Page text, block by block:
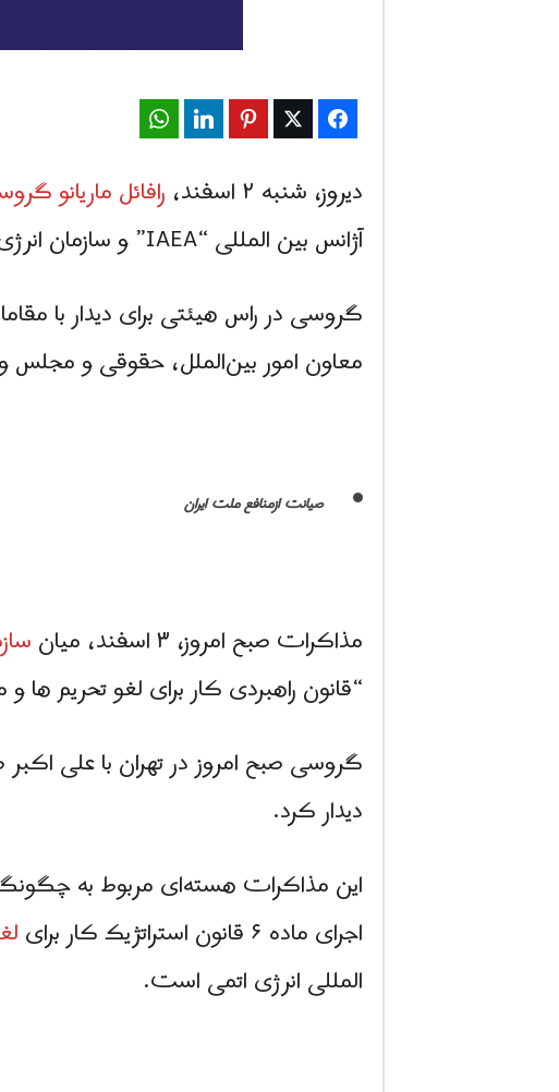
Facebook
Twitter
Pinterest
LinkedIn
دیروز، شنبه ۲ اسفند، رافائل ماریانو
آژانس بین المللی “IAEA” و سازمان انرژی اتمی ایران وارد تهران شد.
گروسی در راس هیئتی برای دیدار با
معاون امور بین‌الملل، حقوقی و مجلس
صیانت ازمنافع ملت ایران
مذاکرات صبح امروز، ۳ اسفند، میان
“قانون راهبردی کار برای لغو تحریم
گروسی صبح امروز در تهران با علی اکبر
دیدار کرد.
اجرای ماده ۶ قانون استراتژیک کار برای
المللی انرژی اتمی است.